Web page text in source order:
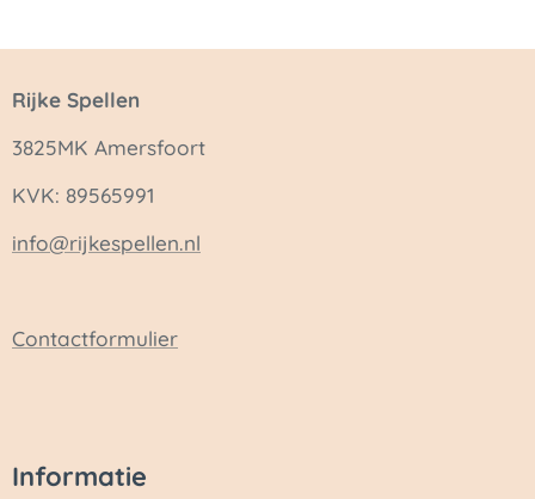
Rijke Spellen
3825MK Amersfoort
KVK: 89565991
info@rijkespellen.nl
Contactformulier
Informatie